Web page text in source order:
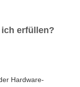
erfüllen?
Hardware-